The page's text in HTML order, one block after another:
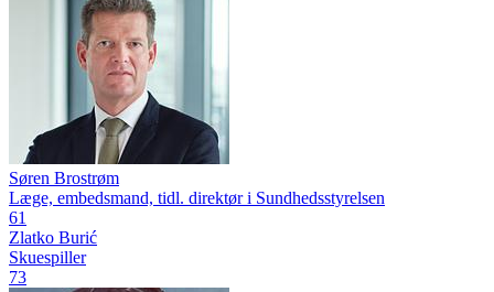
Søren Brostrøm
Læge, embedsmand, tidl. direktør i Sundhedsstyrelsen
61
Zlatko Burić
Skuespiller
73